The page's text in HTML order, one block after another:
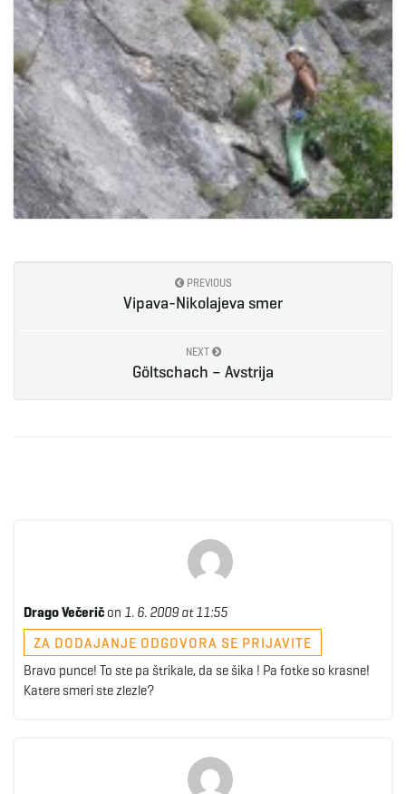
PREVIOUS
Vipava-Nikolajeva smer
NEXT
Göltschach – Avstrija
Drago Večerič on 1. 6. 2009 at 11:55
ZA DODAJANJE ODGOVORA SE PRIJAVITE
Bravo punce! To ste pa štrikale, da se šika ! Pa fotke so krasne!
Katere smeri ste zlezle?